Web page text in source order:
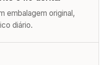
embalagem original,
diário.